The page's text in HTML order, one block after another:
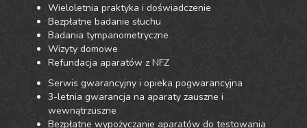
Wieloletnia praktyka i doświadczenie
Bezpłatne badanie słuchu
Badania tympanometryczne
Wizyty domowe
Refundacja aparatów z NFZ
Serwis gwarancyjny i opieka pogwarancyjna
3-letnia gwarancja na aparaty zauszne i
wewnątrzuszne
Bezpłatne wypożyczanie aparatów do testowania